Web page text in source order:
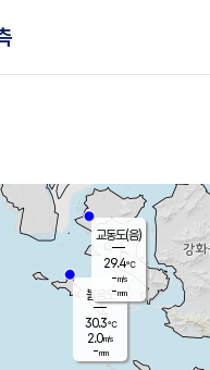
볼음도
30.3℃
2.0m/s
-mm
교동도(음)
29.4℃
-m/s
-mm